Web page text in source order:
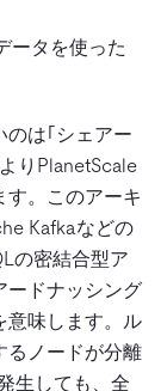
ータを使った
のは｢シェアー
りPlanetScale
す。このアーキ
Kafkaなどの
の密結合型ア
ードナッシング
意味します。ル
るノードが分離
生しても、全